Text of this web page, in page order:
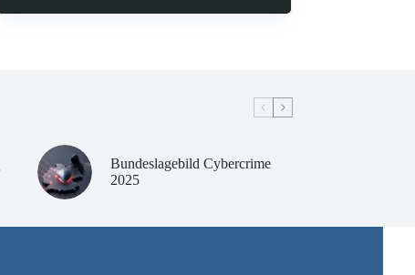
Bundeslagebild Cybercrime
2025